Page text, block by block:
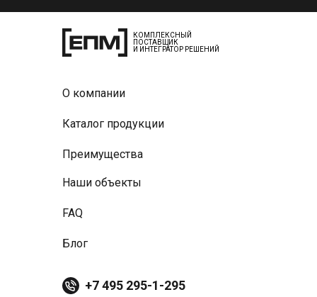
+7 495 295-1-295
Блог
FAQ
Наши объекты
Преимущества
Каталог продукции
О компании
КОМПЛЕКСНЫЙ
ПОСТАВЩИК
И ИНТЕГРАТОР РЕШЕНИЙ